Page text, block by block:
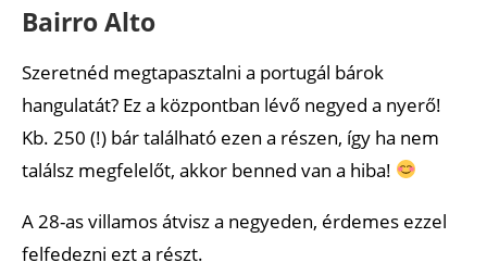
Bairro Alto
Szeretnéd megtapasztalni a portugál bárok
hangulatát? Ez a központban lévő negyed a nyerő!
Kb. 250 (!) bár található ezen a részen, így ha nem
találsz megfelelőt, akkor benned van a hiba!
A 28-as villamos átvisz a negyeden, érdemes ezzel
felfedezni ezt a részt.